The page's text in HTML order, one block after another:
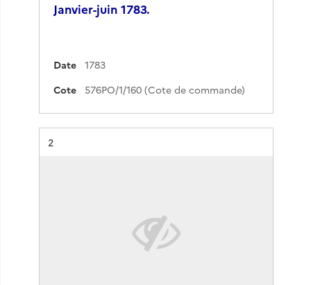
Janvier-juin 1783.
Date
1783
Cote
576PO/1/160 (Cote de commande)
Résultat n°
2